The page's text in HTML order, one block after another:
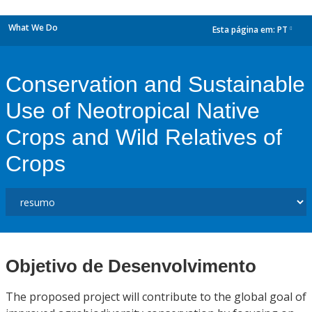
What We Do Esta página em: PT
Conservation and Sustainable
Use of Neotropical Native
Crops and Wild Relatives of
Crops
Objetivo de Desenvolvimento
The proposed project will contribute to the global goal of